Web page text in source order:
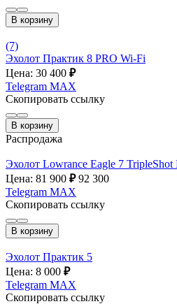
В корзину
(7)
Эхолот Практик 8 PRO Wi-Fi
Цена: 30 400 ₽
Telegram MAX
Скопировать ссылку
В корзину
Распродажа
Эхолот Lowrance Eagle 7 TripleShot
Цена: 81 900 ₽ 92 300
Telegram MAX
Скопировать ссылку
В корзину
Эхолот Практик 5
Цена: 8 000 ₽
Telegram MAX
Скопировать ссылку